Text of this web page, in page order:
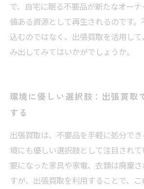
で、自宅に眠る不要品が新たなオー
値ある資源として再生されるのです
込むのではなく、出張買取を活用し
み出してみてはいかがでしょうか。
環境に優しい選択肢：出張買取
する
出張買取は、不要品を手軽に処分で
境にも優しい選択肢として注目され
要になった家具や家電、衣類は廃棄
すが、出張買取を利用することで、